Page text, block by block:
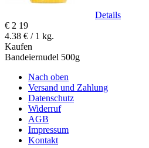
Details
€ 2 19
4.38 € / 1 kg.
Kaufen
Bandeiernudel 500g
Nach oben
Versand und Zahlung
Datenschutz
Widerruf
AGB
Impressum
Kontakt